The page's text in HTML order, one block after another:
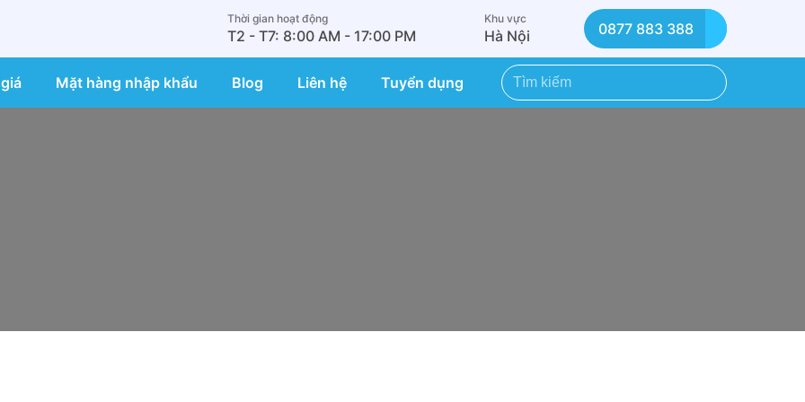
Thời gian hoạt động
T2 - T7: 8:00 AM - 17:00 PM
Khu vực
Hà Nội 0877 883 388
Mặt hàng nhập khẩu Blog Liên hệ Tuyển dụng